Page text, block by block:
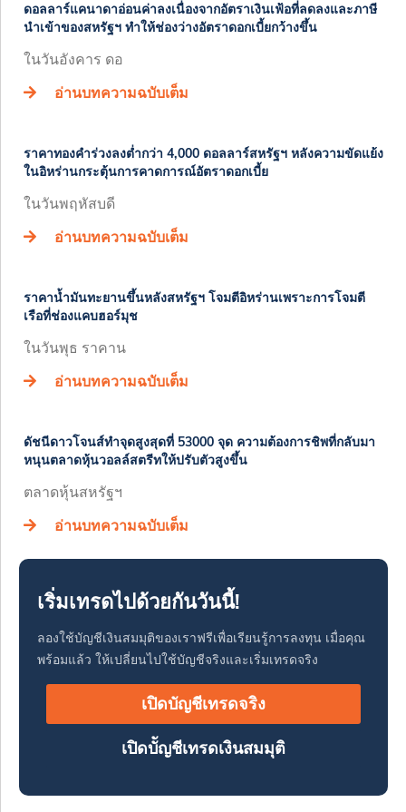
ดอลลาร์แคนาดาอ่อนค่าลงเนื่องจากอัตราเงินเฟ้อที่ลดลงและภาษี
นำเข้าของสหรัฐฯ ทำให้ช่องว่างอัตราดอกเบี้ยกว้างขึ้น
ในวันอังคาร ดอ
อ่านบทความฉบับเต็ม
ราคาทองคำร่วงลงต่ำกว่า 4,000 ดอลลาร์สหรัฐฯ หลังความขัดแย้ง
ในอิหร่านกระตุ้นการคาดการณ์อัตราดอกเบี้ย
ในวันพฤหัสบดี
อ่านบทความฉบับเต็ม
ราคาน้ำมันทะยานขึ้นหลังสหรัฐฯ โจมตีอิหร่านเพราะการโจมตี
เรือที่ช่องแคบฮอร์มุช
ในวันพุธ ราคาน
อ่านบทความฉบับเต็ม
ดัชนีดาวโจนส์ทำจุดสูงสุดที่ 53000 จุด ความต้องการชิพที่กลับมา
หนุนตลาดหุ้นวอลล์สตรีทให้ปรับตัวสูงขึ้น
ตลาดหุ้นสหรัฐฯ
อ่านบทความฉบับเต็ม
เริ่มเทรดไปด้วยกันวันนี้!
ลองใช้บัญชีเงินสมมุติของเราฟรีเพื่อเรียนรู้การลงทุน เมื่อคุณ
พร้อมแล้ว ให้เปลี่ยนไปใช้บัญชีจริงและเริ่มเทรดจริง
เปิดบัญชีเทรดจริง
เปิดบััญชีเทรดเงินสมมุติ